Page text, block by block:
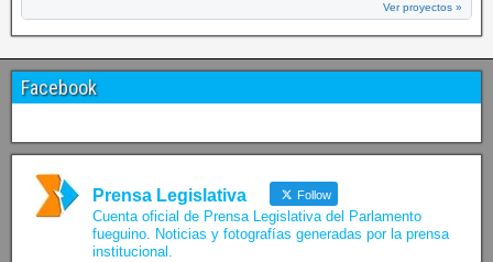
Ver proyectos »
Facebook
Prensa Legislativa Follow
Cuenta oficial de Prensa Legislativa del Parlamento
fueguino. Noticias y fotografías generadas por la prensa
institucional.